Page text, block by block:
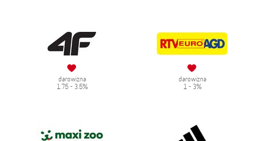
darowizna
1.75 - 3.5%
darowizna
1 - 3%